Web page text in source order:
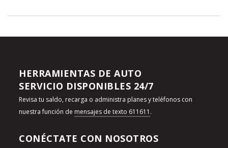
HERRAMIENTAS DE AUTO
SERVICIO DISPONIBLES 24/7
Revisa tu saldo, recarga o administra planes y teléfonos con
nuestra función de mensajes de texto 611611 .
CONÉCTATE CON NOSOTROS